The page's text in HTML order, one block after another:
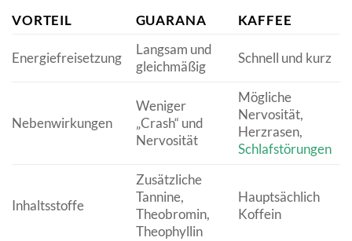
VORTEIL GUARANA KAFFEE
Energiefreisetzung
Langsam und
gleichmäßig
Schnell und kurz
Nebenwirkungen
Weniger
„Crash“ und
Nervosität
Mögliche
Nervosität,
Herzrasen,
Schlafstörungen
Inhaltsstoffe
Zusätzliche
Tannine,
Theobromin,
Theophyllin
Hauptsächlich
Koffein